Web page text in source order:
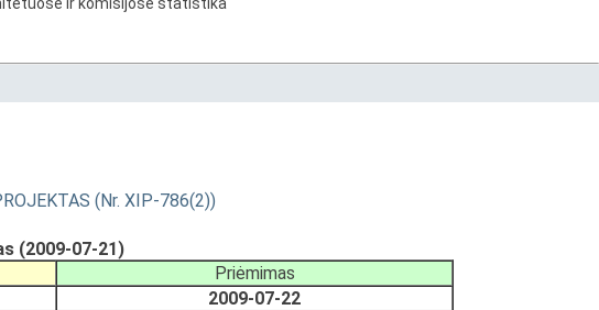
(Nr. XIP-786(2))
(2009-07-21)
Priėmimas
2009-07-22